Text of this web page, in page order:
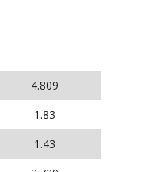
4.809
1.83
1.43